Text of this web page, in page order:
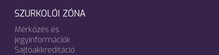
SZURKOLÓI ZÓNA
Mérkőzés és
jegyinformációk
Sajtóakkreditáció